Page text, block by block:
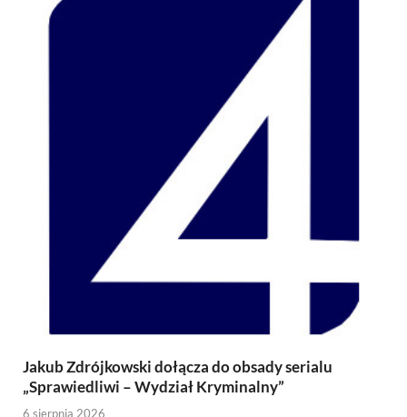
Jakub Zdrójkowski dołącza do obsady serialu
„Sprawiedliwi – Wydział Kryminalny”
6 sierpnia 2026